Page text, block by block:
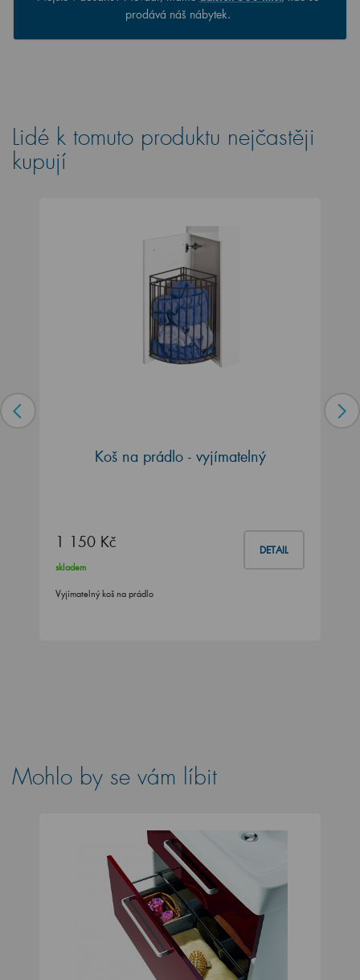
prodává náš nábytek.
Lidé k tomuto produktu nejčastěji
kupují
Koš na prádlo - vyjímatelný
1 150 Kč DETAIL
skladem
Vyjímatelný koš na prádlo
Mohlo by se vám líbit